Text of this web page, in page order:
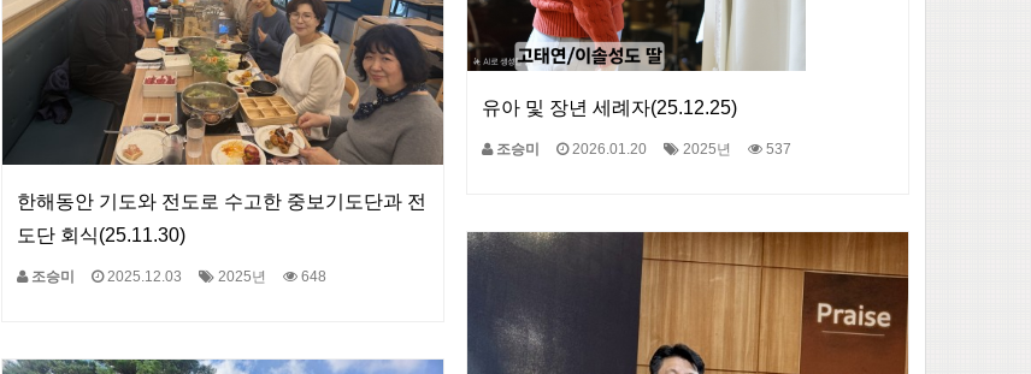
유아 및 장년 세례자(25.12.25)
조승미 2026.01.20 2025년 537
한해동안 기도와 전도로 수고한 중보기도단과 전
도단 회식(25.11.30)
조승미 2025.12.03 2025년 648